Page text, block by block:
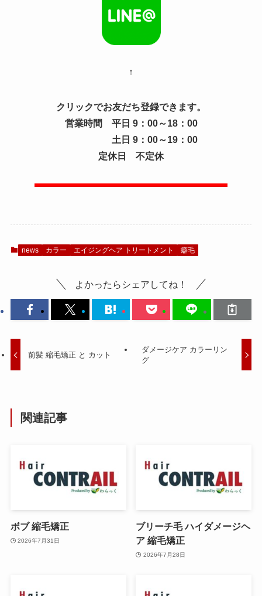
↑
クリックでお友だち登録できます。
営業時間 平日 9：00～18：00
土日 9：00～19：00
定休日 不定休
news カラー エイジングヘア トリートメント 癖毛
よかったらシェアしてね！
前髪 縮毛矯正 と カット
ダメージケア カラーリン
グ
関連記事
ボブ 縮毛矯正
2026年7月31日
ブリーチ毛 ハイダメージヘ
ア 縮毛矯正
2026年7月28日